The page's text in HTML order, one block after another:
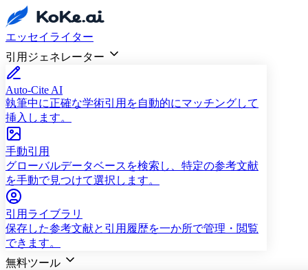
エッセイライター
引用ジェネレーター
Auto-Cite AI
執筆中に正確な学術引用を自動的にマッチングして
挿入します。
手動引用
グローバルデータベースを検索し、特定の参考文献
を手動で見つけて選択します。
引用ライブラリ
保存した参考文献と引用履歴を一か所で管理・閲覧
できます。
無料ツール